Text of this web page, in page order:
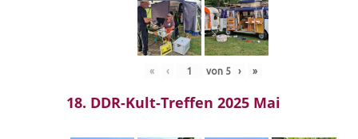
« ‹ von 5 › »
18. DDR-Kult-Treffen 2025 Mai